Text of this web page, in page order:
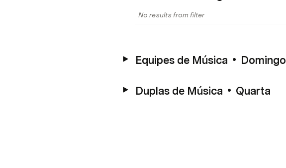
No results from filter
Equipes de Música • Domingo
Duplas de Música • Quarta